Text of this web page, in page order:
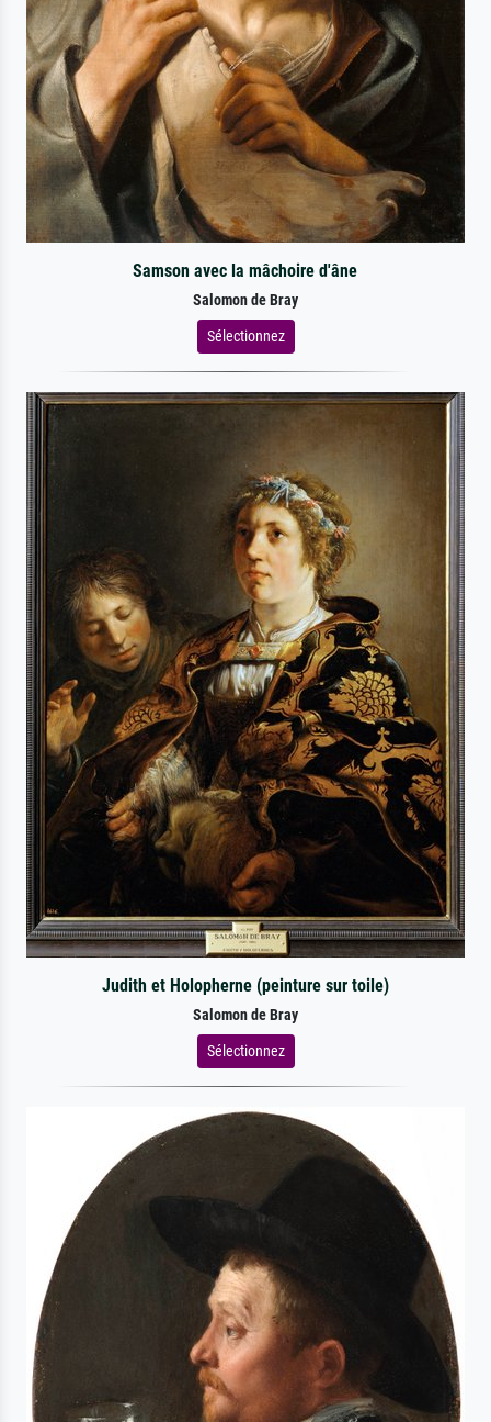
Samson avec la mâchoire d'âne
Salomon de Bray
Sélectionnez
Judith et Holopherne (peinture sur toile)
Salomon de Bray
Sélectionnez